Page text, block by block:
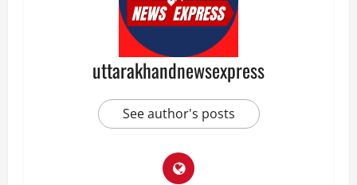
uttarakhandnewsexpress
See author's posts